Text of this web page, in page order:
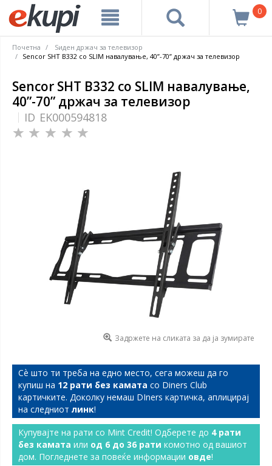
0
Почетна
Ѕиден држач за телевизор
Sencor SHT B332 со SLIM навалување, 40”-70” држач за телевизор
Sencor SHT B332 со SLIM навалување,
40”-70” држач за телевизор
ID EK000594818
Задржете на сликата за да ја зумирате
Сѐ што ти треба на едно место, сега можеш да го
купиш на 12 рати без камата со Diners Club
картичките. Доколку немаш DIners картичка, аплицирај
на следниот линк!
Купувајте на рати со Mint Credit! Одберете до 4 рати
без камата или од 6 до 36 рати комотно од вашиот
дом. Погледнете за повеќе информации овде!